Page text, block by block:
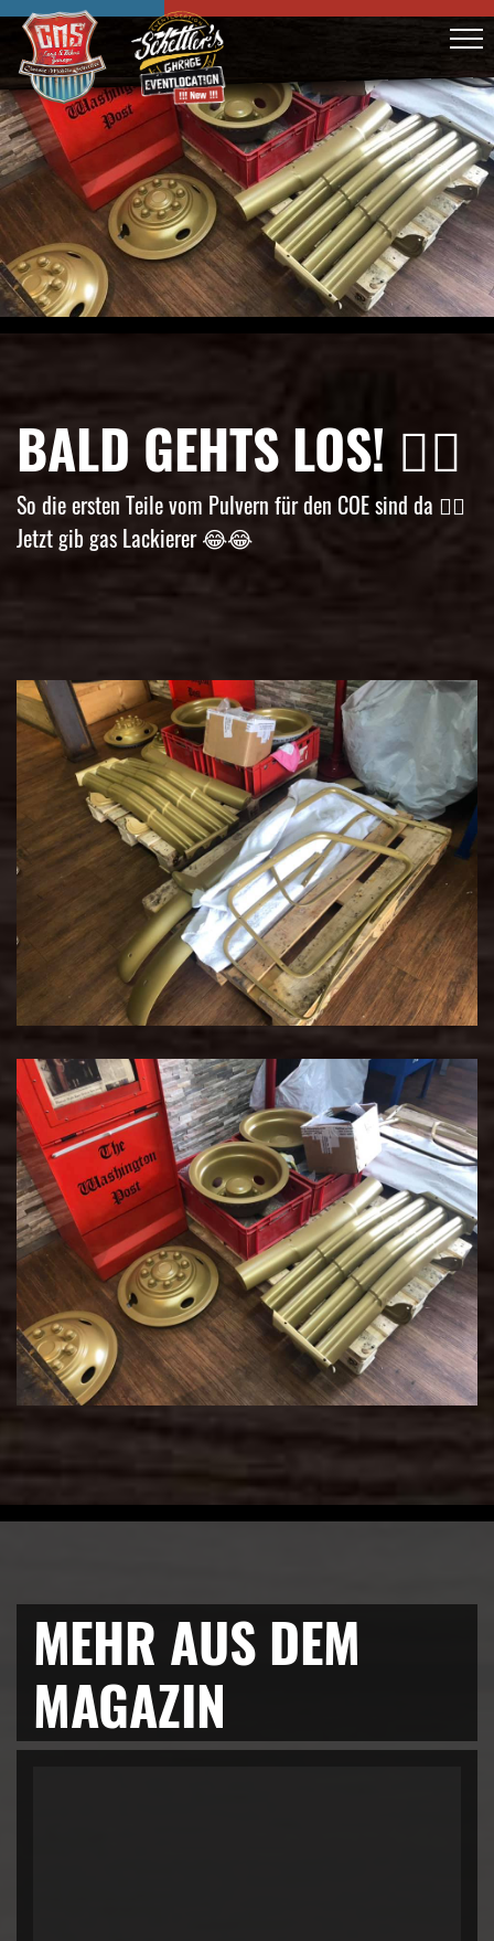
BALD GEHTS LOS! 👌🏼
So die ersten Teile vom Pulvern für den COE sind da 👌🏼
Jetzt gib gas Lackierer 😂😂
MEHR AUS DEM
MAGAZIN